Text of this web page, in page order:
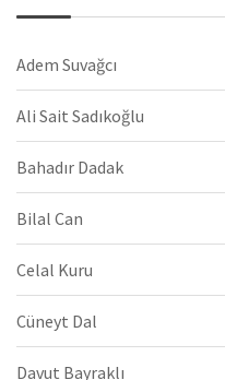
Adem Suvağcı
Ali Sait Sadıkoğlu
Bahadır Dadak
Bilal Can
Celal Kuru
Cüneyt Dal
Davut Bayraklı